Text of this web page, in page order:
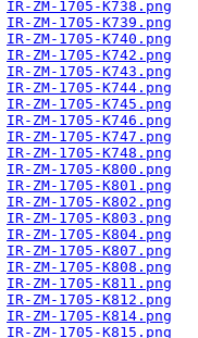
IR-ZM-1705-K738.png
IR-ZM-1705-K739.png
IR-ZM-1705-K740.png
IR-ZM-1705-K742.png
IR-ZM-1705-K743.png
IR-ZM-1705-K744.png
IR-ZM-1705-K745.png
IR-ZM-1705-K746.png
IR-ZM-1705-K747.png
IR-ZM-1705-K748.png
IR-ZM-1705-K800.png
IR-ZM-1705-K801.png
IR-ZM-1705-K802.png
IR-ZM-1705-K803.png
IR-ZM-1705-K804.png
IR-ZM-1705-K807.png
IR-ZM-1705-K808.png
IR-ZM-1705-K811.png
IR-ZM-1705-K812.png
IR-ZM-1705-K814.png
IR-ZM-1705-K815.png